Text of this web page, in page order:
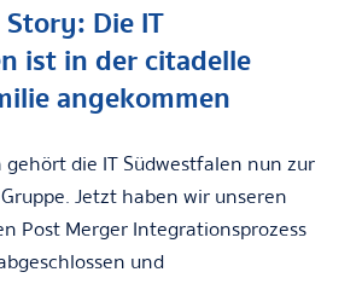
Story: Die IT
ist in der citadelle
angekommen
die IT Südwestfalen nun zur
Jetzt haben wir unseren
Post Merger Integrationsprozess
und